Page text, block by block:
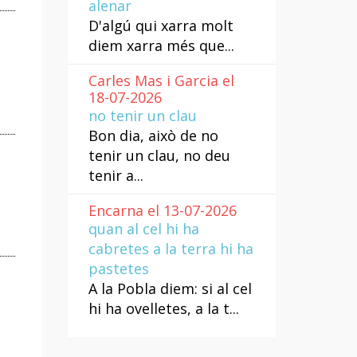
alenar
D'algú qui xarra molt
diem xarra més que...
Carles Mas i Garcia el
18-07-2026
no tenir un clau
Bon dia, això de no
tenir un clau, no deu
tenir a...
Encarna el 13-07-2026
quan al cel hi ha
cabretes a la terra hi ha
pastetes
A la Pobla diem: si al cel
hi ha ovelletes, a la t...